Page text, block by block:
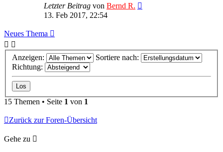
Letzter Beitrag von Bernd R.
13. Feb 2017, 22:54
Neues Thema
Anzeigen:
Sortiere nach:
Richtung:
15 Themen • Seite 1 von 1
Zurück zur Foren-Übersicht
Gehe zu